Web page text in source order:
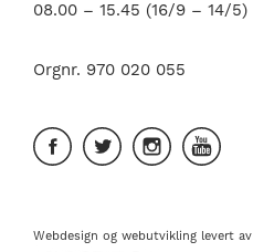
08.00 – 15.45 (16/9 – 14/5)
Orgnr. 970 020 055
Webdesign og webutvikling levert av